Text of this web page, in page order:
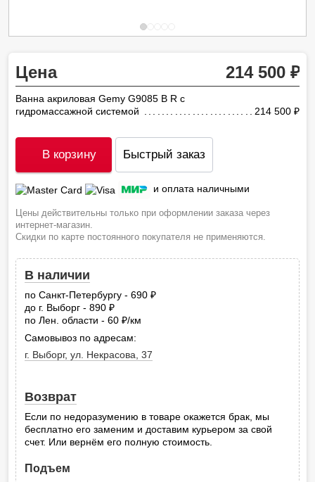
Цена 214 500
Ванна акриловая Gemy G9085 B R с
гидромассажной системой
214 500
В корзину Быстрый заказ
и оплата наличными
Цены действительны только при оформлении заказа через
интернет-магазин.
Скидки по карте постоянного покупателя не применяются.
В наличии
по Санкт-Петербургу - 690
до г. Выборг - 890
по Лен. области - 60
руб.
/км
Самовывоз по адресам:
г. Выборг, ул. Некрасова, 37
Возврат
Если по недоразумению в товаре окажется брак, мы
бесплатно его заменим и доставим курьером за свой
счет. Или вернём его полную стоимость.
Подъем